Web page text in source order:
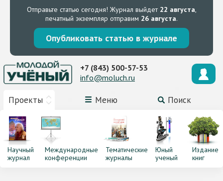
Отправьте статью сегодня! Журнал выйдет 22 августа,
печатный экземпляр отправим 26 августа.
Опубликовать статью в журнале
Проекты Меню Поиск
+7 (843) 500-57-53
info@moluch.ru
Научный
журнал
Международные
конференции
Тематические
журналы
Юный
ученый
Издание
книг